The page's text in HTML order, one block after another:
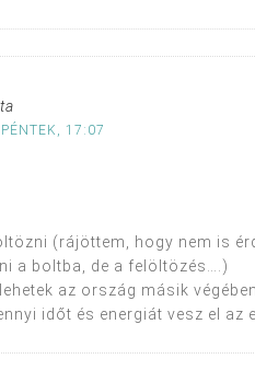
17:07
(rájöttem, hogy nem is
a boltba, de a felöltözés….)
az ország másik
időt és energiát vesz el az